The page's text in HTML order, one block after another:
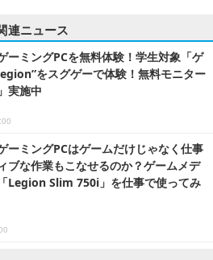
連ニュース
ーミングPCを無料体験！学生対象「ゲ
をスグゲーで体験！無料モニター
実施中
ーミングPCはゲームだけじゃなく仕事
ブな作業もこなせるのか？ゲームメデ
Legion Slim 750i」を仕事で使ってみ